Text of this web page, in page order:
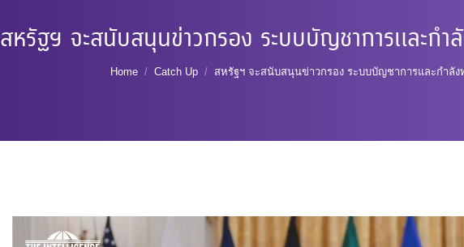
สหรัฐฯ จะสนับสนุนข่าวกรอง ระบบบัญชาการและกำ
You are here:
Home Catch Up สหรัฐฯ จะสนับสนุนข่าวกรอง ระบบบัญชาการและกำลัง